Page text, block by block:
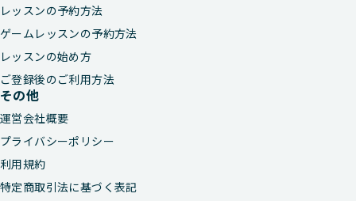
レッスンの予約方法
ゲームレッスンの予約方法
レッスンの始め方
ご登録後のご利用方法
その他
運営会社概要
プライバシーポリシー
利用規約
特定商取引法に基づく表記